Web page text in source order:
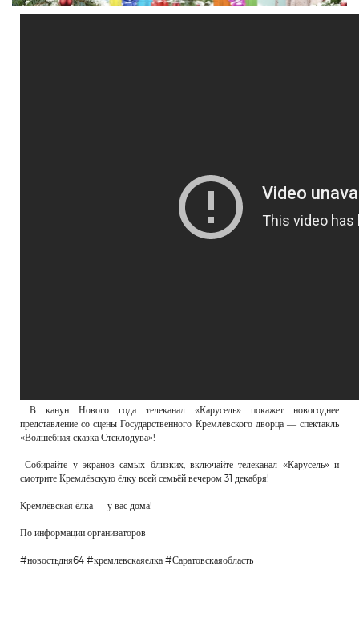
В канун Нового года телеканал «Карусель» покажет новогоднее
представление со сцены Государственного Кремлёвского дворца — спектакль
«Волшебная сказка Стеклодува»!
Собирайте у экранов самых близких, включайте телеканал «Карусель» и
смотрите Кремлёвскую ёлку всей семьёй вечером 31 декабря!
Кремлёвская ёлка — у вас дома!
По информации организаторов
#новостьдня64 #кремлевскаяелка #Саратовскаяобласть